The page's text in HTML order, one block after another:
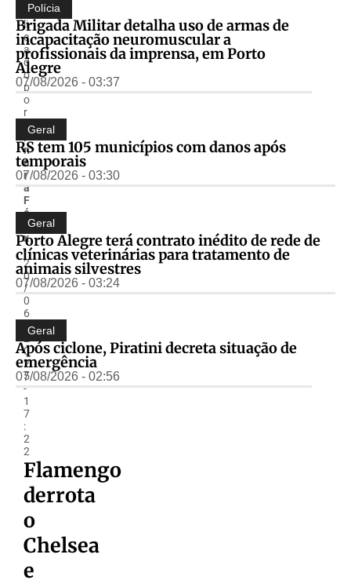
b
li
c
a
d
o
p
o
r
S
n
a
r
a
F
é
li
x
-
2
0
/
0
6
2
0
2
5
-
1
7
:
2
2
Flamengo
derrota
o
Chelsea
e
Polícia
Brigada Militar detalha uso de armas de
incapacitação neuromuscular a
profissionais da imprensa, em Porto
Alegre
07/08/2026 - 03:37
Geral
RS tem 105 municípios com danos após
temporais
07/08/2026 - 03:30
Geral
Porto Alegre terá contrato inédito de rede de
clínicas veterinárias para tratamento de
animais silvestres
07/08/2026 - 03:24
Geral
Após ciclone, Piratini decreta situação de
emergência
07/08/2026 - 02:56